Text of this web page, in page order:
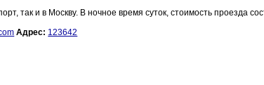
так и в Москву. В ночное время суток, стоимость проезда
Адрес: 123642